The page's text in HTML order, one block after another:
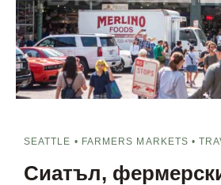
SEATTLE • FARMERS MARKETS •
Сиатъл,